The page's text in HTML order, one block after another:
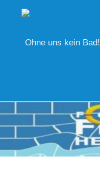
content
Ohne uns kein Bad!